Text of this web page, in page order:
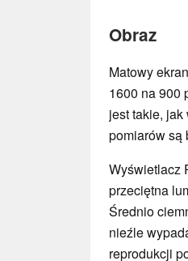
Obraz
Matowy
1600 na 900
jest takie,
pomiarów są
Wyświetlacz
przeciętna
Średnio
nieźle
reprodukcji